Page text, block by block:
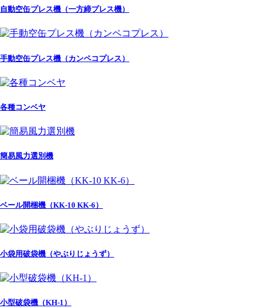
自動空缶プレス機（一方締プレス機）
手動空缶プレス機（カンペコプレス）
各種コンベヤ
簡易風力選別機
ベール開梱機（KK-10 KK-6）
小袋用破袋機（やぶりじょうず）
小型破袋機（KH-1）